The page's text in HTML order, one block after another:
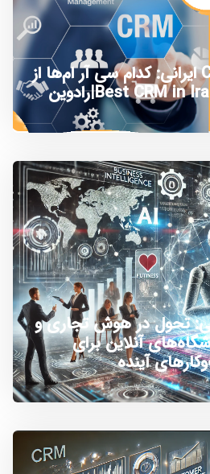
۱۰ تا از بهترین CRM ایرانی: کدام سی آر ام‌ها از
تحول در هوش تجاری و
آنلاین برای
آینده